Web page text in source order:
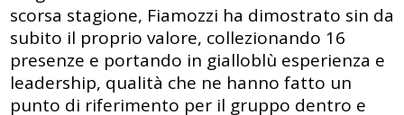
scorsa stagione, Fiamozzi ha dimostrato sin da
subito il proprio valore, collezionando 16
presenze e portando in gialloblù esperienza e
leadership, qualità che ne hanno fatto un
punto di riferimento per il gruppo dentro e